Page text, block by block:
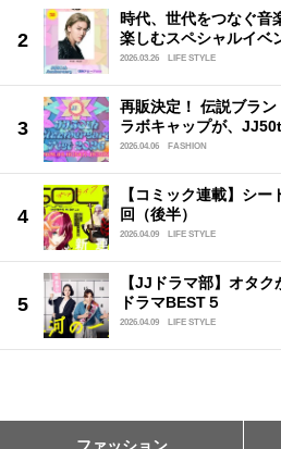
時代、世代をつなぐ音
楽しむスペシャルイ
2026.03.26 LIFE STYLE
再販決定！ 伝説ブラ
ラボキャップが、
2026.04.06 FASHION
【コミック連載】シ
回（後半）
2026.04.09 LIFE STYLE
【JJドラマ部】オタ
ドラマBEST５
2026.04.09 LIFE STYLE